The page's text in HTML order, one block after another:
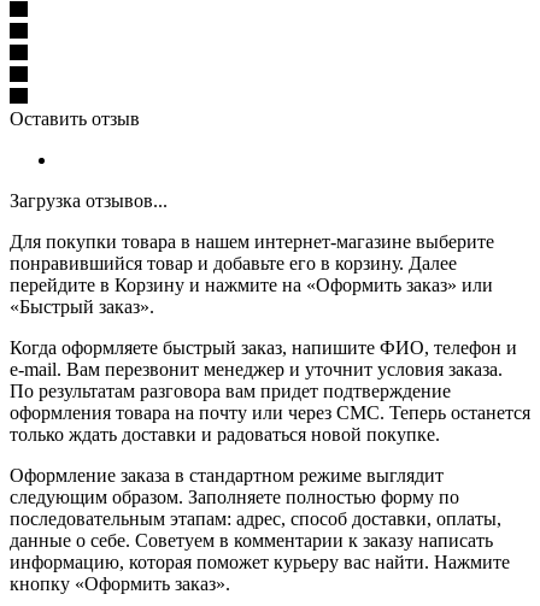
Оставить отзыв
Загрузка отзывов...
Для покупки товара в нашем интернет-магазине выберите
понравившийся товар и добавьте его в корзину. Далее
перейдите в Корзину и нажмите на «Оформить заказ» или
«Быстрый заказ».
Когда оформляете быстрый заказ, напишите ФИО, телефон и
e-mail. Вам перезвонит менеджер и уточнит условия заказа.
По результатам разговора вам придет подтверждение
оформления товара на почту или через СМС. Теперь останется
только ждать доставки и радоваться новой покупке.
Оформление заказа в стандартном режиме выглядит
следующим образом. Заполняете полностью форму по
последовательным этапам: адрес, способ доставки, оплаты,
данные о себе. Советуем в комментарии к заказу написать
информацию, которая поможет курьеру вас найти. Нажмите
кнопку «Оформить заказ».